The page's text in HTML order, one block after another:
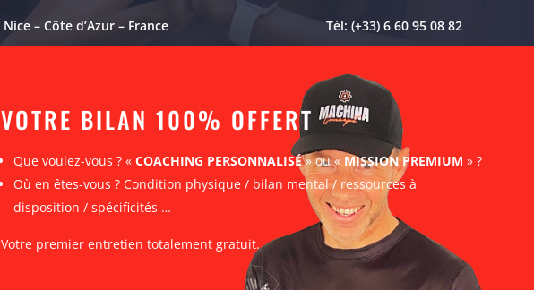
Nice – Côte d’Azur – France Tél: (+33) 6 60 95 08 82
VOTRE BILAN 100% OFFERT
Que voulez-vous ? « COACHING PERSONNALISÉ» ou « MISSION PREMIUM » ?
Où en êtes-vous ? Condition physique / bilan mental / ressources à
disposition / spécificités …
Votre premier entretien totalement gratuit.